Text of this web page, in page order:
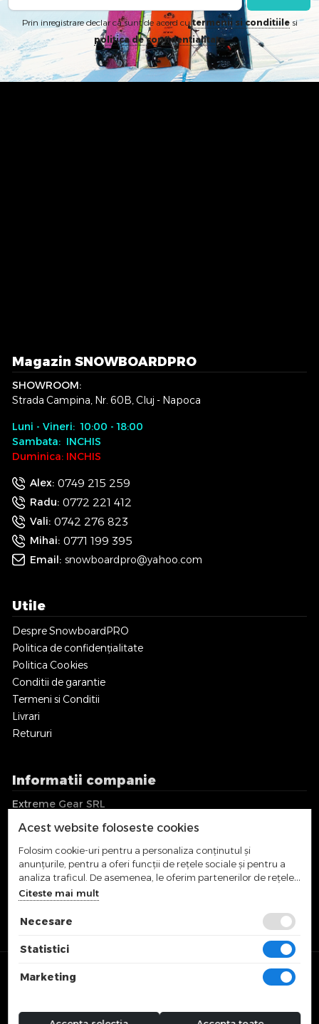
Prin inregistrare declar ca sunt de acord cutermenii si conditiilesi
politica de confidentialitate
Magazin SNOWBOARDPRO
SHOWROOM:
Strada Campina, Nr. 60B, Cluj - Napoca
Luni - Vineri: 10:00 - 18:00
Sambata: INCHIS
Duminica: INCHIS
Alex: 0749 215 259
Radu: 0772 221 412
Vali: 0742 276 823
Mihai: 0771 199 395
Email: snowboardpro@yahoo.com
Utile
Despre SnowboardPRO
Politica de confidențialitate
Politica Cookies
Conditii de garantie
Termeni si Conditii
Livrari
Retururi
Informatii companie
Extreme Gear SRL
EUID: J2016001744122
Strada Campina, Nr. 60B
Cluj-Napoca, Romania
office@extremegear.ro
Acest website foloseste cookies
Folosim cookie-uri pentru a personaliza conținutul și
anunțurile, pentru a oferi funcții de rețele sociale și pentru a
analiza traficul. De asemenea, le oferim partenerilor de rețele
sociale, de publicitate și de analize informații cu privire la
modul în care folosiți site-ul nostru. Aceștia le pot combina cu
alte informații oferite de dvs. sau culese în urma folosirii
Citeste mai mult
Necesare
Statistici
Marketing